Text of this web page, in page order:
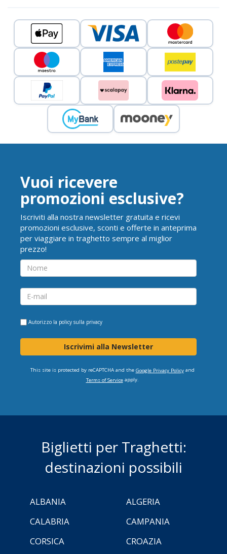
Vuoi ricevere
promozioni esclusive?
Iscriviti alla nostra newsletter gratuita e ricevi
promozioni esclusive, sconti e offerte in anteprima
per viaggiare in traghetto sempre al miglior
prezzo!
Autorizzo la policy sulla privacy
Iscrivimi alla Newsletter
This site is protected by reCAPTCHA and the Google Privacy Policyand
Terms of Serviceapply.
Biglietti per Traghetti:
destinazioni possibili
ALBANIA
ALGERIA
CALABRIA
CAMPANIA
CORSICA
CROAZIA